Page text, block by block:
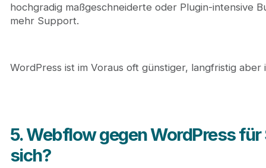
hochgradig maßgeschneiderte oder Plugin-intensive
mehr Support.
WordPress ist im Voraus oft günstiger, langfristig
5. Webflow gegen WordPress für
sich?